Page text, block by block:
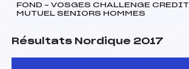
FOND – VOSGES CHALLENGE CREDIT
MUTUEL SENIORS HOMMES
Résultats Nordique 2017